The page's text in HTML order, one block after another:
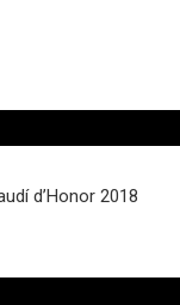
d’Honor 2018